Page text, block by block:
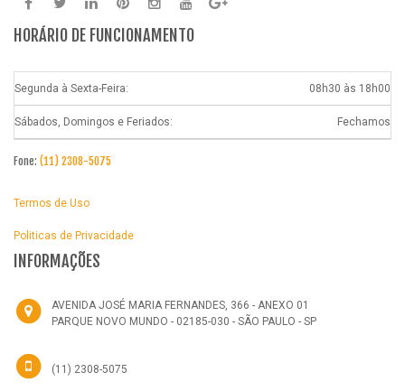
HORÁRIO DE FUNCIONAMENTO
Segunda à Sexta-Feira: 08h30 às 18h00
Sábados, Domingos e Feriados: Fechamos
Fone: (11) 2308-5075
Termos de Uso
Politicas de Privacidade
INFORMAÇÕES
AVENIDA JOSÉ MARIA FERNANDES, 366 - ANEXO 01
PARQUE NOVO MUNDO - 02185-030 - SÃO PAULO - SP
(11) 2308-5075